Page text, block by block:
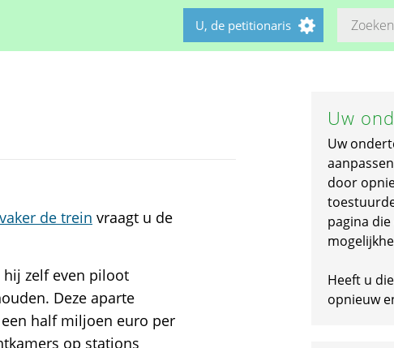
U, de petitionaris
de trein vraagt u de
hij zelf even piloot
Deze aparte
half miljoen euro per
op stations
Uw
Uw
door
pagina
Heeft u
opnieuw